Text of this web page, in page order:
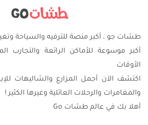
طشات جو ، أكبر منصة للترفيه والسياحة
أكبر موسوعة للأماكن الرائعة والتجارب
الأوقات
اكتشف الآن أجمل المزارع والشاليهات
والمغامرات والرحلات العائلية وغيرها الكثير !
أهلا بك في عالم طشات Go